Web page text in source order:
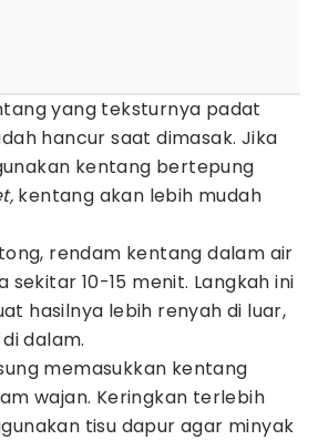
yang teksturnya padat
hancur saat dimasak. Jika
kentang bertepung
kentang akan lebih mudah
rendam kentang dalam air
sekitar 10-15 menit. Langkah ini
hasilnya lebih renyah di luar,
dalam.
memasukkan kentang
wajan. Keringkan terlebih
tisu dapur agar minyak